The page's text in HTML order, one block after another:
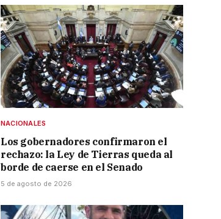
NACIONALES
Los gobernadores confirmaron el
rechazo: la Ley de Tierras queda al
borde de caerse en el Senado
5 de agosto de 2026